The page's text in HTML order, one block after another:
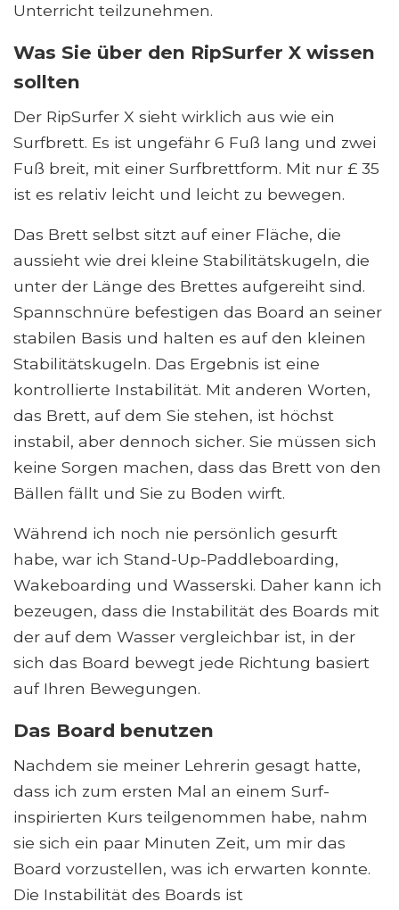
Unterricht teilzunehmen.
Was Sie über den RipSurfer X wissen
sollten
Der RipSurfer X sieht wirklich aus wie ein
Surfbrett. Es ist ungefähr 6 Fuß lang und zwei
Fuß breit, mit einer Surfbrettform. Mit nur £ 35
ist es relativ leicht und leicht zu bewegen.
Das Brett selbst sitzt auf einer Fläche, die
aussieht wie drei kleine Stabilitätskugeln, die
unter der Länge des Brettes aufgereiht sind.
Spannschnüre befestigen das Board an seiner
stabilen Basis und halten es auf den kleinen
Stabilitätskugeln. Das Ergebnis ist eine
kontrollierte Instabilität. Mit anderen Worten,
das Brett, auf dem Sie stehen, ist höchst
instabil, aber dennoch sicher. Sie müssen sich
keine Sorgen machen, dass das Brett von den
Bällen fällt und Sie zu Boden wirft.
Während ich noch nie persönlich gesurft
habe, war ich Stand-Up-Paddleboarding,
Wakeboarding und Wasserski. Daher kann ich
bezeugen, dass die Instabilität des Boards mit
der auf dem Wasser vergleichbar ist, in der
sich das Board bewegt jede Richtung basiert
auf Ihren Bewegungen.
Das Board benutzen
Nachdem sie meiner Lehrerin gesagt hatte,
dass ich zum ersten Mal an einem Surf-
inspirierten Kurs teilgenommen habe, nahm
sie sich ein paar Minuten Zeit, um mir das
Board vorzustellen, was ich erwarten konnte.
Die Instabilität des Boards ist